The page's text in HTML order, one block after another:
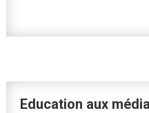
Education aux